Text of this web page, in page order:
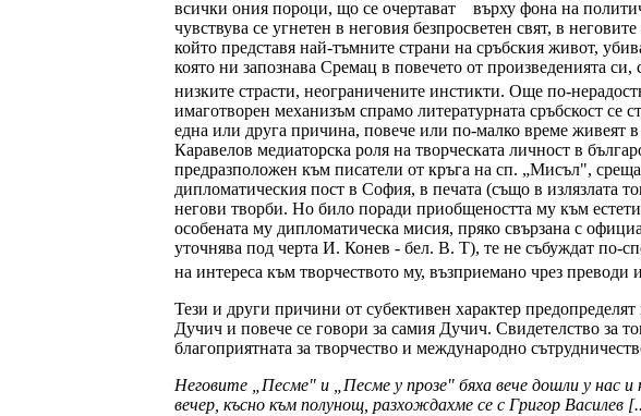
всички ония пороци, що се очертават върху фона на
чувствува се угнетен в неговия безпросветен свят, в
който представя най-тъмните страни на сръбския живот,
която ни запознава Сремац в повечето от произведенията
низките страсти, неограничените инстикти. Още по-
имаготворен механизъм спрамо литературната сръбскост се
една или друга причина, повече или по-малко време живеят
Каравелов медиаторска роля на творческата личност в
предразположен към писатели от кръга на сп. „Мисъл",
дипломатическия пост в София, в печата (също в излязлата
негови творби. Но било поради приобщеността му към
особената му дипломатическа мисия, пряко свързана с
уточнява под черта И. Конев - бел. В. Т), те не събуждат по-
на интереса към творчеството му, възприемано чрез
Тези и други причини от субективен характер
Дучич и повече се говори за самия Дучич. Свидетелство за
благоприятната за творчество и международно
Неговите „Песме" и „Песме у прозе" бяха вече дошли у нас
вечер, късно към полунощ, разхождахме се с Григор Василев